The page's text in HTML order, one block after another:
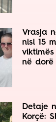
Vrasja
nisi 15
në dorë
Detaje
Korçë: